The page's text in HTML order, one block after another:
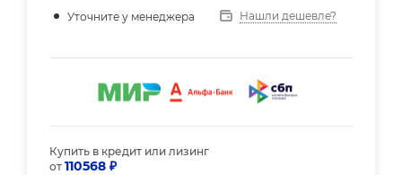
Уточните у менеджера Нашли дешевле?
Купить в кредит или лизинг
от 110568 ₽